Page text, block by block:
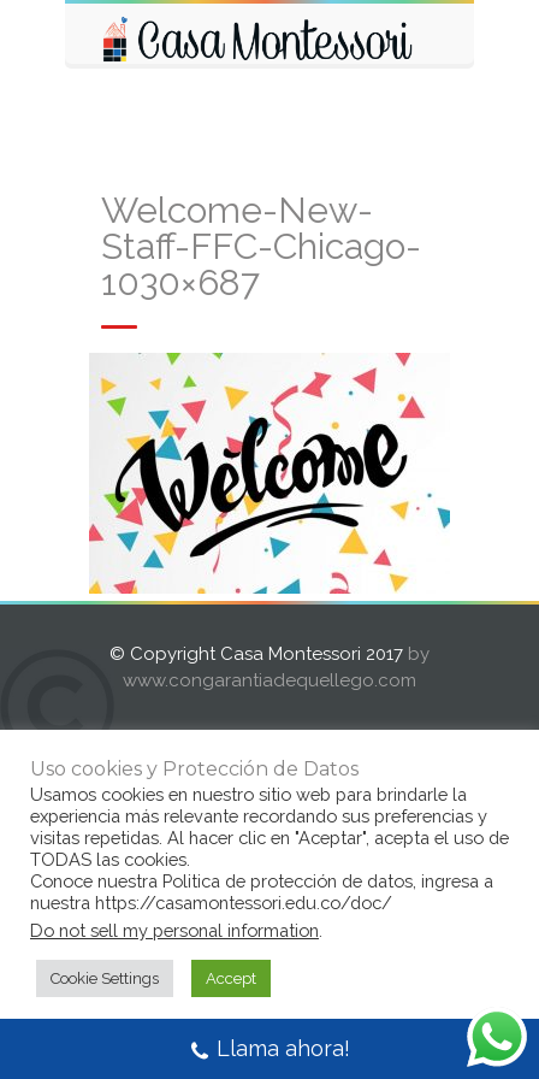
Welcome-New-
Staff-FFC-Chicago-
1030×687
© Copyright Casa Montessori 2017 by
www.congarantiadequellego.com
Uso cookies y Protección de Datos
Usamos cookies en nuestro sitio web para brindarle la
experiencia más relevante recordando sus preferencias y
visitas repetidas. Al hacer clic en "Aceptar", acepta el uso de
TODAS las cookies.
Conoce nuestra Politica de protección de datos, ingresa a
nuestra https://casamontessori.edu.co/doc/
Do not sell my personal information
Cookie Settings Accept
Llama ahora!